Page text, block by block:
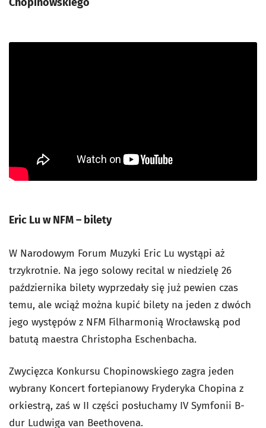
Eric Lu w NFM – bilety
W Narodowym Forum Muzyki Eric Lu wystąpi aż
trzykrotnie. Na jego solowy recital w niedzielę 26
października bilety wyprzedały się już pewien czas
temu, ale wciąż można kupić bilety na jeden z dwóch
jego występów z NFM Filharmonią Wrocławską pod
batutą maestra Christopha Eschenbacha.
Zwycięzca Konkursu Chopinowskiego zagra jeden
wybrany Koncert fortepianowy Fryderyka Chopina z
orkiestrą, zaś w II części posłuchamy IV Symfonii B-
dur Ludwiga van Beethovena.